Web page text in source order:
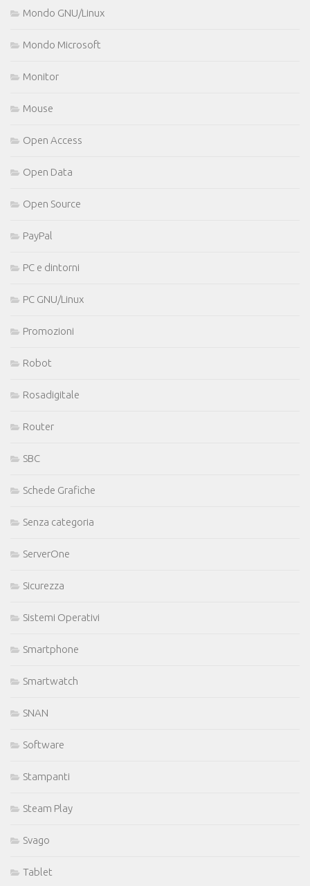
Mondo GNU/Linux
Mondo Microsoft
Monitor
Mouse
Open Access
Open Data
Open Source
PayPal
PC e dintorni
PC GNU/Linux
Promozioni
Robot
Rosadigitale
Router
SBC
Schede Grafiche
Senza categoria
ServerOne
Sicurezza
Sistemi Operativi
Smartphone
Smartwatch
SNAN
Software
Stampanti
Steam Play
Svago
Tablet